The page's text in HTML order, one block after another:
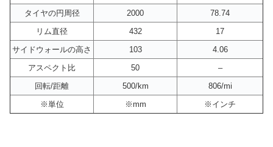
タイヤの円周径
2000
78.74
リム直径
432
17
サイドウォールの高さ
103
4.06
アスペクト比
50
–
回転/距離
500/km
806/mi
※単位
※mm ※インチ